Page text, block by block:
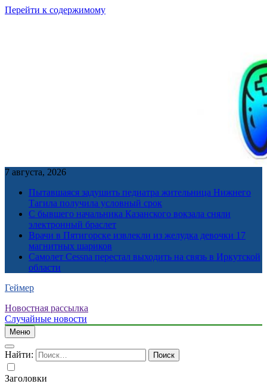
Перейти к содержимому
7 августа, 2026
Пытавшаяся задушить педиатра жительница Нижнего
Тагила получила условный срок
С бывшего начальника Казанского вокзала сняли
электронный браслет
Врачи в Пятигорске извлекли из желудка девочки 17
магнитных шариков
Самолет Cessna перестал выходить на связь в Иркутской
области
Геймер
Новостная рассылка
Случайные новости
Меню
Найти:
Заголовки